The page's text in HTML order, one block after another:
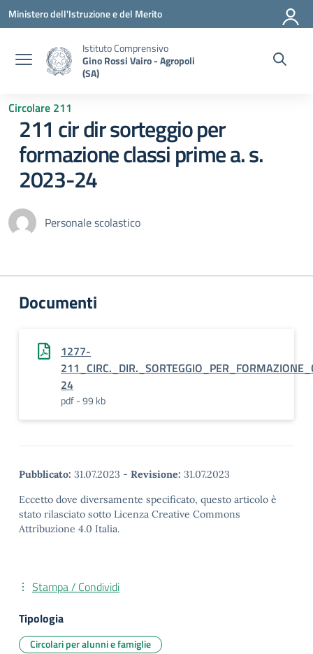
Vai ai contenuti
Vai al menu di navigazione
Vai al footer
Ministero dell'Istruzione e del Merito
Istituto Comprensivo
Gino Rossi Vairo - Agropoli
(SA)
Circolare 211
211 cir dir sorteggio per
formazione classi prime a. s.
2023-24
Personale scolastico
Documenti
1277-
24
pdf - 99 kb
Pubblicato: 31.07.2023 - Revisione: 31.07.2023
Eccetto dove diversamente specificato, questo articolo è
stato rilasciato sotto Licenza Creative Commons
Attribuzione 4.0 Italia.
Stampa / Condividi
Tipologia
Circolari per alunni e famiglie